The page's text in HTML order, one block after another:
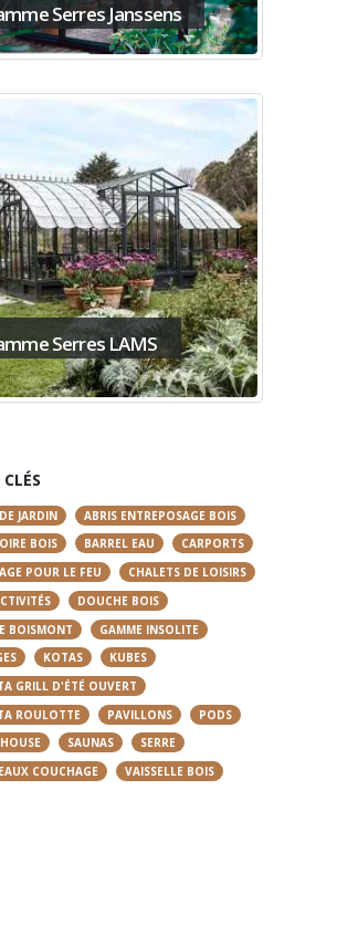
Serres Janssens
Serres LAMS
JARDIN
ABRIS ENTREPOSAGE BOIS
BOIS
BARREL EAU
CARPORTS
POUR LE FEU
CHALETS DE LOISIRS
DOUCHE BOIS
BOISMONT
GAMME INSOLITE
KOTAS
KUBES
GRILL D'ÉTÉ OUVERT
ROULOTTE
PAVILLONS
PODS
SAUNAS
SERRE
COUCHAGE
VAISSELLE BOIS